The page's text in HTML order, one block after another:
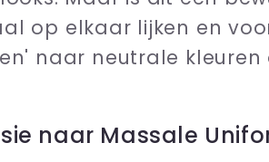
op elkaar lijken en
naar neutrale
naar Massale